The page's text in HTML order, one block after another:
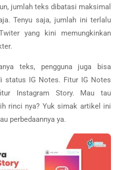
jumlah teks dibatasi maksimal
Tenyu saja, jumlah ini terlalu
yang kini memungkinkan
teks, pengguna juga bisa
status IG Notes. Fitur IG Notes
Instagram Story. Mau tau
rinci nya? Yuk simak artikel ini
perbedaannya ya.